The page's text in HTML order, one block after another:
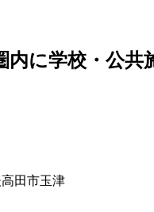
内に学校・公共
高田市玉津